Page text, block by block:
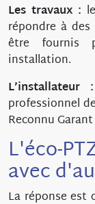
Les travaux :
répondre à
être fournis
installation.
L’installateur :
professionnel
Reconnu
L'éco-
avec
La réponse est